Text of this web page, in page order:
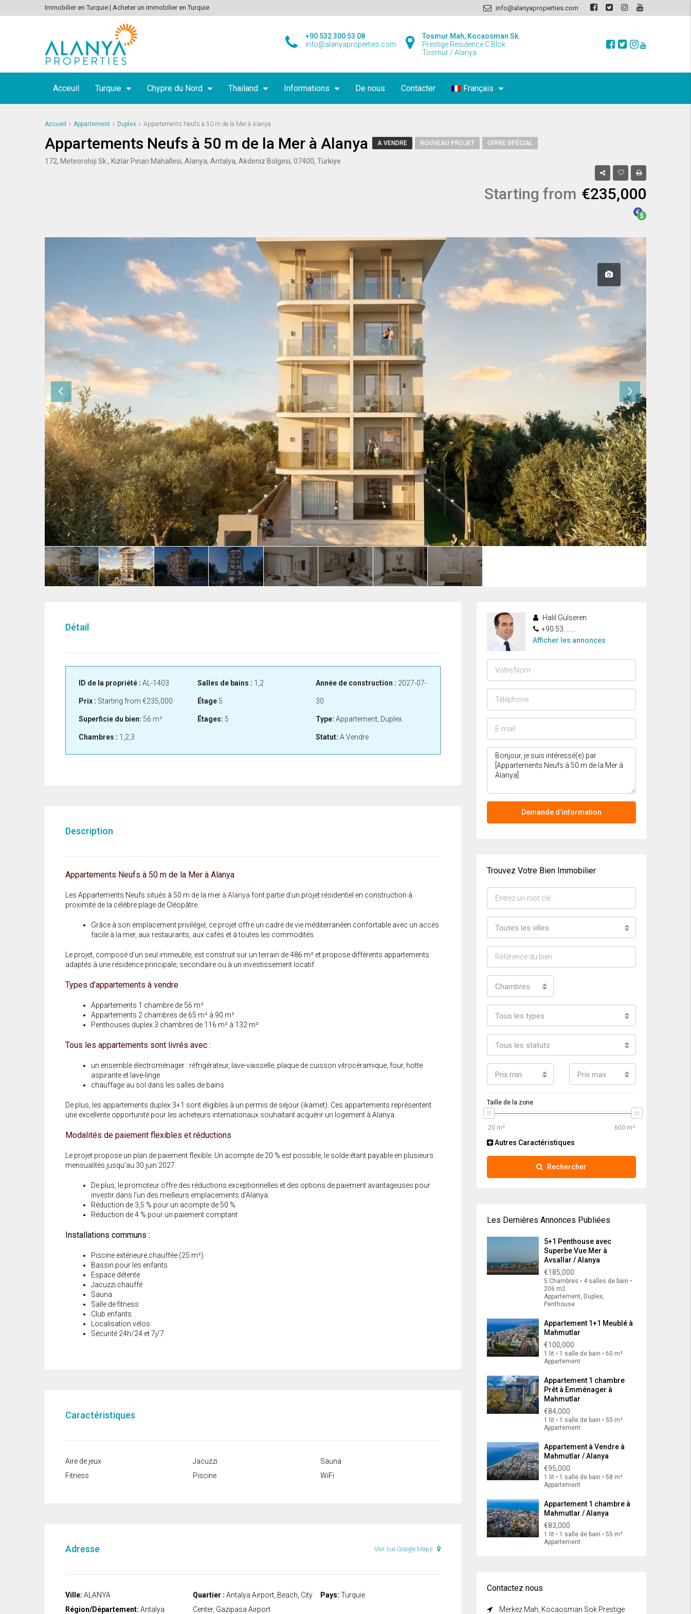
Immobilier en Turquie | Acheter un immobilier en Turquie info@alanyaproperties.com
Tosmur Mah, Kocaosman Sk.
Prestige Residence C Blok
Tosmur / Alanya
+90 532 300 53 08
info@alanyaproperties.com
Acceuil Turquie Chypre du Nord Thailand Informations De nous Contacter Français
Accueil Appartement Duplex Appartements Neufs à 50 m de la Mer à Alanya
Appartements Neufs à 50 m de la Mer à Alanya A VENDRE NOUVEAU PROJET OFFRE SPÉCIAL
172, Meteoroloji Sk., Kızlar Pınarı Mahallesi, Alanya, Antalya, Akdeniz Bölgesi, 07400, Türkiye
Starting from €235,000
Détail
ID de la propriété : AL-1403
Prix : Starting from €235,000
Superficie du bien: 56 m²
Chambres : 1,2,3
Salles de bains : 1,2
Étage5
Étages: 5
Année de construction : 2027-07-
30
Type: Appartement, Duplex
Statut: A Vendre
Description
Appartements Neufs à 50 m de la Mer à Alanya
Les Appartements Neufs situés à 50 m de la mer à Alanya font partie d’un projet résidentiel en construction à
proximité de la célèbre plage de Cléopâtre.
Grâce à son emplacement privilégié, ce projet offre un cadre de vie méditerranéen confortable avec un accès
facile à la mer, aux restaurants, aux cafés et à toutes les commodités.
Le projet, composé d’un seul immeuble, est construit sur un terrain de 486 m² et propose différents appartements
adaptés à une résidence principale, secondaire ou à un investissement locatif.
Types d’appartements à vendre
Appartements 1 chambre de 56 m²
Appartements 2 chambres de 65 m² à 90 m²
Penthouses duplex 3 chambres de 116 m² à 132 m²
Tous les appartements sont livrés avec :
un ensemble électroménager : réfrigérateur, lave-vaisselle, plaque de cuisson vitrocéramique, four, hotte
aspirante et lave-linge
chauffage au sol dans les salles de bains
De plus, les appartements duplex 3+1 sont éligibles à un permis de séjour (ikamet). Ces appartements représentent
une excellente opportunité pour les acheteurs internationaux souhaitant acquérir un logement à Alanya.
Modalités de paiement flexibles et réductions
Le projet propose un plan de paiement flexible. Un acompte de 20 % est possible, le solde étant payable en plusieurs
mensualités jusqu’au 30 juin 2027.
De plus, le promoteur offre des réductions exceptionnelles et des options de paiement avantageuses pour
investir dans l’un des meilleurs emplacements d’Alanya.
Réduction de 3,5 % pour un acompte de 50 %
Réduction de 4 % pour un paiement comptant
Installations communs :
Piscine extérieure chauffée (25 m²)
Bassin pour les enfants
Espace détente
Jacuzzi chauffé
Sauna
Salle de fitness
Club enfants
Localisation vélos
Sécurité 24h/24 et 7j/7
Caractéristiques
Aire de jeux
Fitness
Jacuzzi
Piscine
Sauna
WiFi
Adresse Voir sur Google Maps
Ville: ALANYA
Région/Département: Antalya
Quartier : Antalya Airport, Beach, City
Center, Gazipasa Airport
Pays: Turquie
Halil Gülseren
+90 53........
Afficher les annonces
Demande d’information
Trouvez Votre Bien Immobilier
Toutes les villes
Chambres
Tous les types
Tous les statuts
Prix min Prix max
Taille de la zone
Autres Caractéristiques
Rechercher
Les Dernières Annonces Publiées
5+1 Penthouse avec
Superbe Vue Mer à
Avsallar / Alanya
€185,000
5 Chambres • 4 salles de bain •
206 m2
Appartement, Duplex,
Penthouse
Appartement 1+1 Meublé à
Mahmutlar
€100,000
1 lit • 1 salle de bain • 60 m²
Appartement
Appartement 1 chambre
Prêt à Emménager à
Mahmutlar
€84,000
1 lit • 1 salle de bain • 55 m²
Appartement
Appartement à Vendre à
Mahmutlar / Alanya
€95,000
1 lit • 1 salle de bain • 58 m²
Appartement
Appartement 1 chambre à
Mahmutlar / Alanya
€83,000
1 lit • 1 salle de bain • 55 m²
Appartement
Contactez nous
Merkez Mah, Kocaosman Sok Prestige